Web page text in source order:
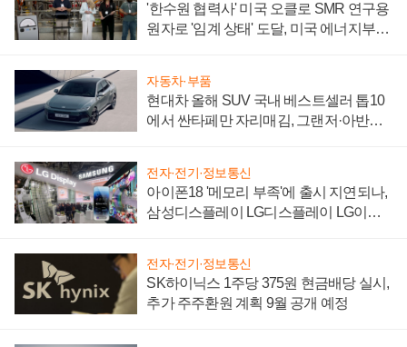
'한수원 협력사' 미국 오클로 SMR 연구용
원자로 '임계 상태' 도달, 미국 에너지부
자동차·부품
현대차 올해 SUV 국내 베스트셀러 톱10
에서 싼타페만 자리매김, 그랜저·아반떼
전자·전기·정보통신
아이폰18 '메모리 부족'에 출시 지연되나,
삼성디스플레이 LG디스플레이 LG이노
전자·전기·정보통신
SK하이닉스 1주당 375원 현금배당 실시,
추가 주주환원 계획 9월 공개 예정